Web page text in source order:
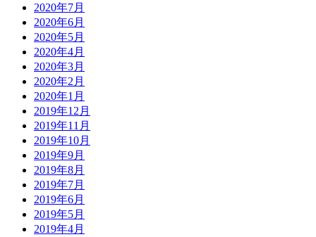
2020年7月
2020年6月
2020年5月
2020年4月
2020年3月
2020年2月
2020年1月
2019年12月
2019年11月
2019年10月
2019年9月
2019年8月
2019年7月
2019年6月
2019年5月
2019年4月